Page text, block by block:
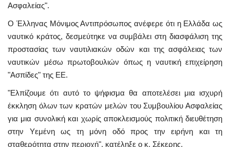
Ασφαλείας".
Ο Έλληνας Μόνιμος Αντιπρόσωπος ανέφερε ότι η Ελλάδα ως
ναυτικό κράτος, δεσμεύτηκε να συμβάλει στη διασφάλιση της
προστασίας των ναυτιλιακών οδών και της ασφάλειας των
ναυτικών μέσω πρωτοβουλιών όπως η ναυτική επιχείρηση
"Ασπίδες" της ΕΕ.
"Ελπίζουμε ότι αυτό το ψήφισμα θα αποτελέσει μια ισχυρή
έκκληση όλων των κρατών μελών του Συμβουλίου Ασφαλείας
για μια συνολική και χωρίς αποκλεισμούς πολιτική διευθέτηση
στην Υεμένη ως τη μόνη οδό προς την ειρήνη και τη
σταθερότητα στην περιοχή", κατέληξε ο κ. Σέκερης.